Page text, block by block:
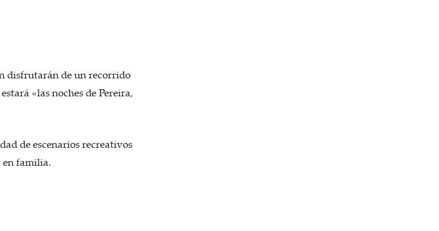
disfrutarán de un recorrido
«las noches de Pereira,
de escenarios recreativos
en familia.